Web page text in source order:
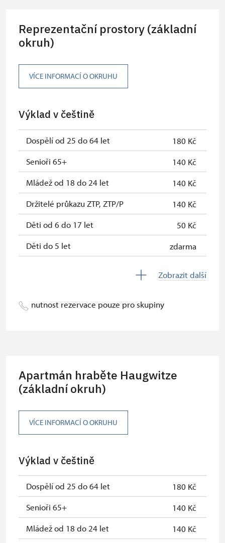
Reprezentační prostory (základní
okruh)
VÍCE INFORMACÍ O OKRUHU
Výklad v češtině
Dospělí od 25 do 64 let
180 Kč
Senioři 65+
140 Kč
Mládež od 18 do 24 let
140 Kč
Držitelé průkazu ZTP, ZTP/P
140 Kč
Děti od 6 do 17 let
50 Kč
Děti do 5 let
zdarma
ČR *
Celoroční volné vstupenky vydané
rodinní příslušníci)
Průkaz Náš člověk *
zdarma
* Platí pouze pro jednu osobu
(držitele průkazu)
Zobrazit další
nutnost rezervace pouze pro skupiny
Apartmán hraběte Haugwitze
(základní okruh)
VÍCE INFORMACÍ O OKRUHU
Výklad v češtině
Dospělí od 25 do 64 let
180 Kč
Senioři 65+
140 Kč
Mládež od 18 do 24 let
140 Kč